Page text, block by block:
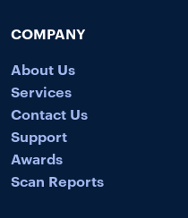
COMPANY
About Us
Services
Contact Us
Support
Awards
Scan Reports